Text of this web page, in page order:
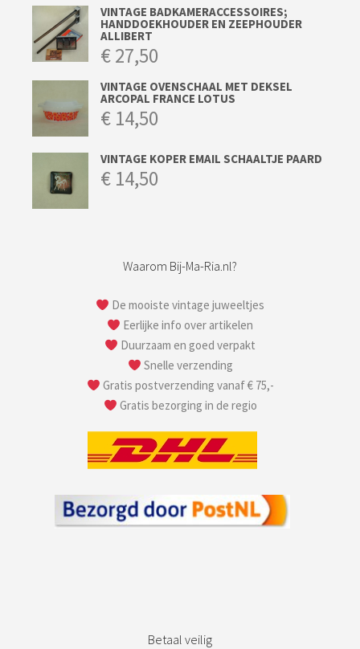
VINTAGE BADKAMERACCESSOIRES;
HANDDOEKHOUDER EN ZEEPHOUDER
ALLIBERT
€27,50
VINTAGE OVENSCHAAL MET DEKSEL
ARCOPAL FRANCE LOTUS
€ 14,50
VINTAGE KOPER EMAIL SCHAALTJE PAARD
€ 14,50
Waarom Bij-Ma-Ria.nl?
De mooiste vintage juweeltjes
Eerlijke info over artikelen
Duurzaam en goed verpakt
Snelle verzending
Gratis postverzending vanaf € 75,-
Gratis bezorging in de regio
Betaal veilig